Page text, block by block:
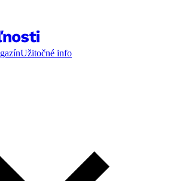
Užitočné info